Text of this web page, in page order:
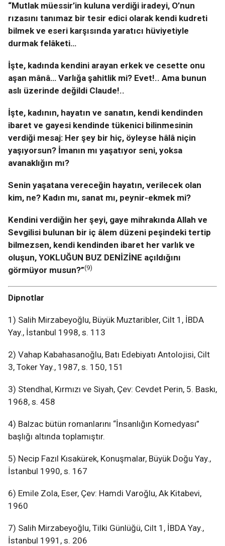
“Mutlak müessir’in kuluna verdiği iradeyi, O’nun
rızasını tanımaz bir tesir edici olarak kendi kudreti
bilmek ve eseri karşısında yaratıcı hüviyetiyle
durmak felâketi…
İşte, kadında kendini arayan erkek ve cesette onu
aşan mânâ… Varlığa şahitlik mi? Evet!.. Ama bunun
aslı üzerinde değildi Claude!..
İşte, kadının, hayatın ve sanatın, kendi kendinden
ibaret ve gayesi kendinde tükenici bilinmesinin
verdiği mesaj: Her şey bir hiç, öyleyse hâlâ niçin
yaşıyorsun? İmanın mı yaşatıyor seni, yoksa
avanaklığın mı?
Senin yaşatana vereceğin hayatın, verilecek olan
kim, ne? Kadın mı, sanat mı, peynir-ekmek mi?
Kendini verdiğin her şeyi, gaye mihrakında Allah ve
Sevgilisi bulunan bir iç âlem düzeni peşindeki tertip
bilmezsen, kendi kendinden ibaret her varlık ve
oluşun, YOKLUĞUN BUZ DENİZİNE açıldığını
görmüyor musun?”(9)
Dipnotlar
1) Salih Mirzabeyoğlu, Büyük Muztaribler, Cilt 1, İBDA
Yay., İstanbul 1998, s. 113
2) Vahap Kabahasanoğlu, Batı Edebiyatı Antolojisi, Cilt
3, Toker Yay., 1987, s. 150, 151
3) Stendhal, Kırmızı ve Siyah, Çev: Cevdet Perin, 5. Baskı,
1968, s. 458
4) Balzac bütün romanlarını “İnsanlığın Komedyası”
başlığı altında toplamıştır.
5) Necip Fazıl Kısakürek, Konuşmalar, Büyük Doğu Yay.,
İstanbul 1990, s. 167
6) Emile Zola, Eser, Çev: Hamdi Varoğlu, Ak Kitabevi,
1960
7) Salih Mirzabeyoğlu, Tilki Günlüğü, Cilt 1, İBDA Yay.,
İstanbul 1991, s. 206